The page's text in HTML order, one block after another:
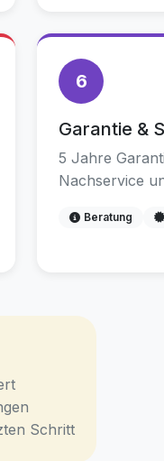
6
Garantie &
5 Jahre
Nachservice
Beratung
Schritt